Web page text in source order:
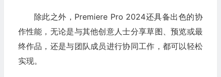
除此之外，Premiere Pro 2024还具备出色的协
作性能，无论是与其他创意人士分享草图、预览或最
终作品，还是与团队成员进行协同工作，都可以轻松
实现。